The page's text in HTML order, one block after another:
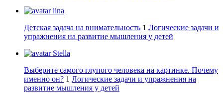
lina
Детская задача на внимательность 1 Логические задачи и
упражнения на развитие мышления у детей
Stella
Выберите самого глупого человека на картинке. Почему
именно он? 1 Логические задачи и упражнения на
развитие мышления у детей